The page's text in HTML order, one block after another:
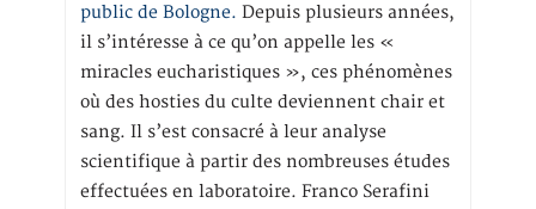
public de Bologne. Depuis plusieurs années,
il s’intéresse à ce qu’on appelle les «
miracles eucharistiques », ces phénomènes
où des hosties du culte deviennent chair et
sang. Il s’est consacré à leur analyse
scientifique à partir des nombreuses études
effectuées en laboratoire. Franco Serafini